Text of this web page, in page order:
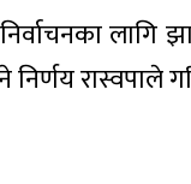
लागि
निर्णय